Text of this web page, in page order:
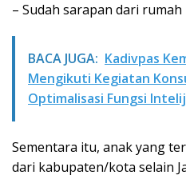
– Sudah sarapan dari rumah
BACA JUGA: Kadivpas
Mengikuti Kegiatan
Optimalisasi Fungsi
Sementara itu, anak yang
dari kabupaten/kota selain